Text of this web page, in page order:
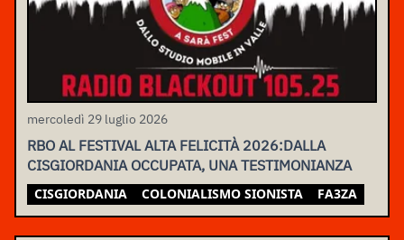
mercoledì 29 luglio 2026
RBO AL FESTIVAL ALTA FELICITÀ 2026:DALLA
CISGIORDANIA OCCUPATA, UNA TESTIMONIANZA
CISGIORDANIA COLONIALISMO SIONISTA FA3ZA